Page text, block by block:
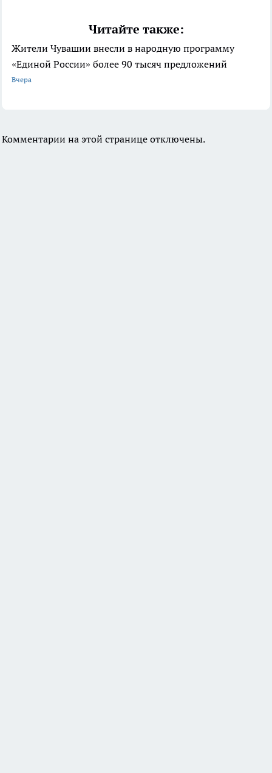
Читайте также:
Жители Чувашии внесли в народную программу
«Единой России» более 90 тысяч предложений
Вчера
Комментарии на этой странице отключены.